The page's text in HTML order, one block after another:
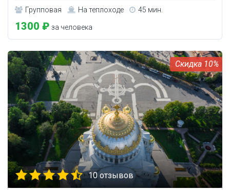
Групповая На теплоходе 45 мин.
1300 ₽ за человека
10%
10 отзывов